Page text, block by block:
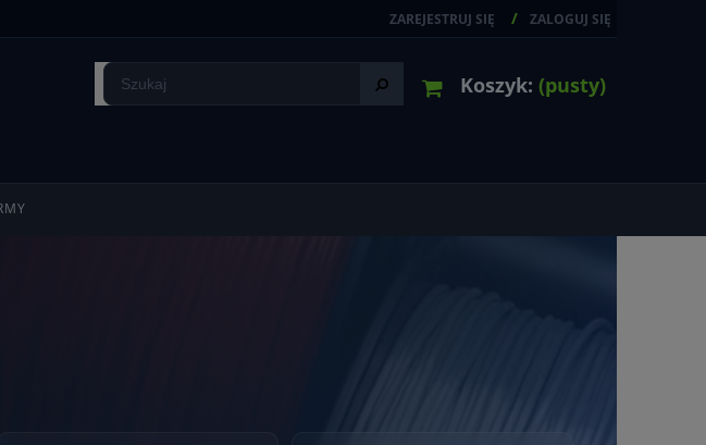
ZAREJESTRUJ SIĘ ZALOGUJ SIĘ
Koszyk: (pusty)